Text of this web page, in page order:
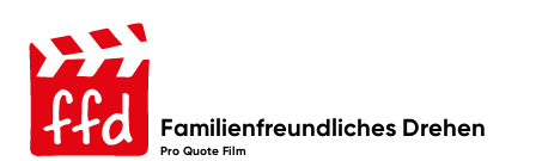
Inhalt
springen
Familienfreundliches Drehen
Pro Quote Film